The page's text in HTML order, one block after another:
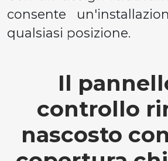
consente
qualsiasi posizione.
Il
controllo
nascosto